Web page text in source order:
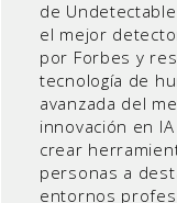
de
el mejor
por Forbes y
tecnología de
avanzada del
innovación en
crear
personas a
entornos